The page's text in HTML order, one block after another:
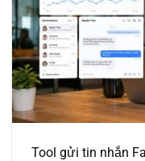
Tool gửi tin nhắn